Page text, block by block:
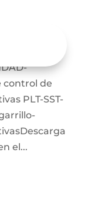
control de
PLT-SST-
el...